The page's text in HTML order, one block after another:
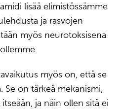
lisää elimistössämme
ja rasvojen
myös neurotoksisena
myös on, että se
Se on tärkeä mekanismi,
ja näin ollen sitä ei